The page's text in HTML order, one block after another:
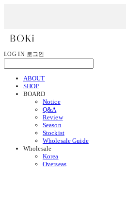
LOG IN 로그인
ABOUT
SHOP
BOARD
Notice
Q&A
Review
Season
Stockist
Wholesale Guide
Wholesale
Korea
Overseas